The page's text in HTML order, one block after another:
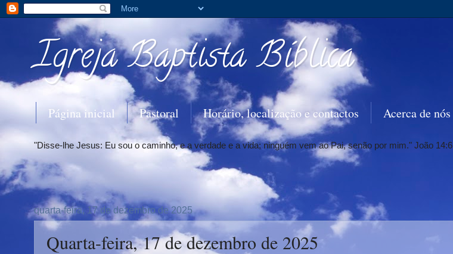
Igreja Baptista Bíblica
Página inicial Pastoral Horário, localização e contactos Acerca de nós
"Disse-lhe Jesus: Eu sou o caminho, e a verdade e a vida; ninguém vem ao Pai, senão por mim." João 14:6
quarta-feira, 17 de dezembro de 2025
Quarta-feira, 17 de dezembro de 2025